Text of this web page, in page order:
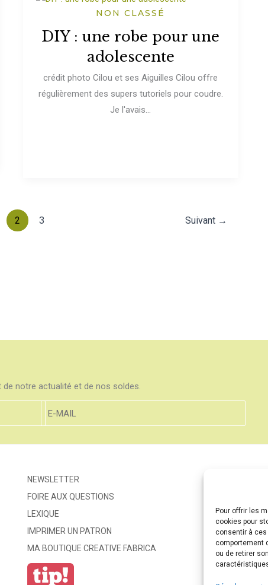
Pour offrir les
cookies pour
consentir à
comportement
ou de retirer
NON CLASSÉ
DIY : une robe pour une
adolescente
crédit photo Cilou et ses Aiguilles Cilou offre
régulièrement des supers tutoriels pour coudre.
Je l'avais...
2 3 Suivant →
notre actualité et de nos soldes.
NEWSLETTER
FOIRE AUX QUESTIONS
LEXIQUE
IMPRIMER UN PATRON
MA BOUTIQUE CREATIVE FABRICA